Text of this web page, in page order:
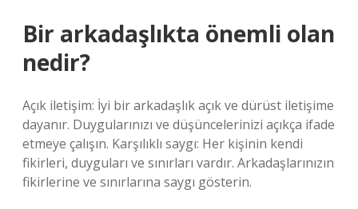
Bir arkadaşlıkta önemli olan
nedir?
Açık iletişim: İyi bir arkadaşlık açık ve dürüst iletişime
dayanır. Duygularınızı ve düşüncelerinizi açıkça ifade
etmeye çalışın. Karşılıklı saygı: Her kişinin kendi
fikirleri, duyguları ve sınırları vardır. Arkadaşlarınızın
fikirlerine ve sınırlarına saygı gösterin.